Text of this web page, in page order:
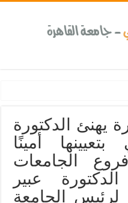
يهنئ الدكتورة
أمينًا
الجامعات
عبير
الجامعة